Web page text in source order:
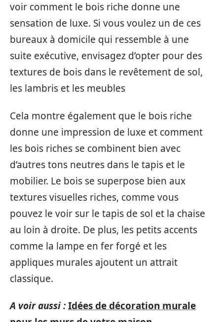
voir comment le bois riche donne une
sensation de luxe. Si vous voulez un de ces
bureaux à domicile qui ressemble à une
suite exécutive, envisagez d’opter pour des
textures de bois dans le revêtement de sol,
les lambris et les meubles
Cela montre également que le bois riche
donne une impression de luxe et comment
les bois riches se combinent bien avec
d’autres tons neutres dans le tapis et le
mobilier. Le bois se superpose bien aux
textures visuelles riches, comme vous
pouvez le voir sur le tapis de sol et la chaise
au loin à droite. De plus, les petits accents
comme la lampe en fer forgé et les
appliques murales ajoutent un attrait
classique.
A voir aussi :Idées de décoration murale